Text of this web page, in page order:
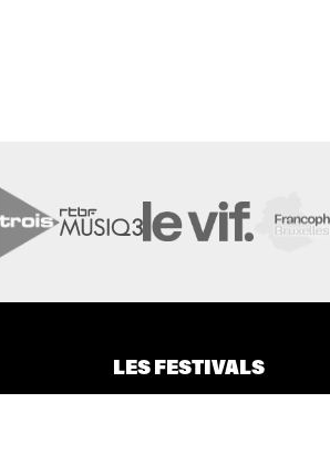
LES FESTIVALS